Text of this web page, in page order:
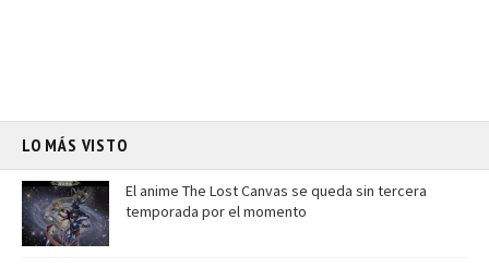
LO MÁS VISTO
El anime The Lost Canvas se queda sin tercera
temporada por el momento